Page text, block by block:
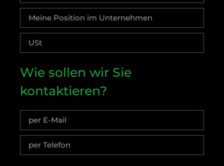
Wie sollen wir Sie
kontaktieren?